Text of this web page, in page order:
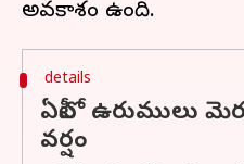
details
ఏపీలో ఉరుములు
వర్షం